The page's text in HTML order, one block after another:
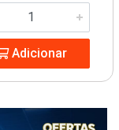
Adicionar